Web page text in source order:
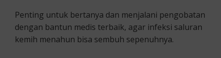
Penting untuk bertanya dan menjalani pengobatan
dengan bantun medis terbaik, agar infeksi saluran
kemih menahun bisa sembuh sepenuhnya.